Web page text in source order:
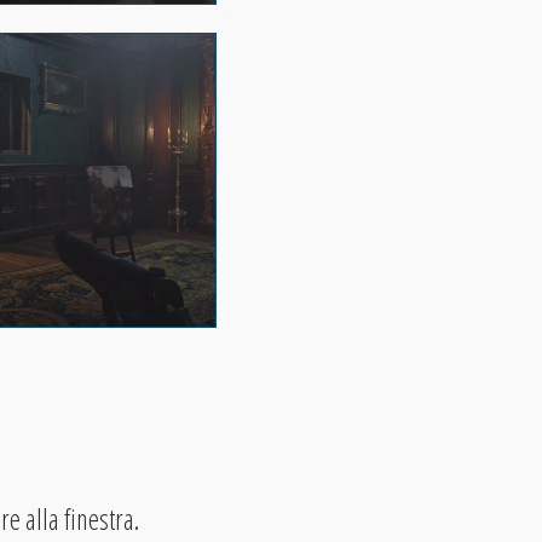
alla finestra.